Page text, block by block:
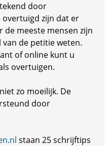
door
overtuigd zijn dat er
de meeste mensen zijn
van de petitie weten.
of online kunt u
overtuigen.
zo moeilijk. De
door
staan 25 schrijftips